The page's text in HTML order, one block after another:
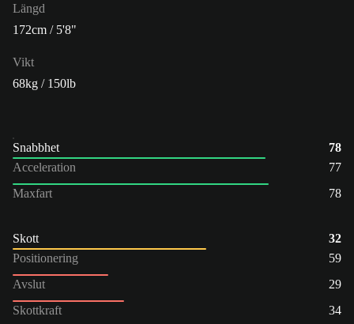
Längd
172cm / 5'8"
Vikt
68kg / 150lb
Snabbhet
78
Acceleration
77
Maxfart
78
Skott
32
Positionering
59
Avslut
29
Skottkraft
34